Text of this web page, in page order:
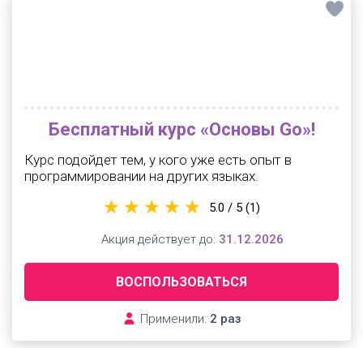
Бесплатный курс «Основы Go»!
Курс подойдет тем, у кого уже есть опыт в
программировании на других языках.
ВОСПОЛЬЗОВАТЬСЯ
Применили: 2 раз
5.0 / 5 (1)
Акция действует до: 31.12.2026